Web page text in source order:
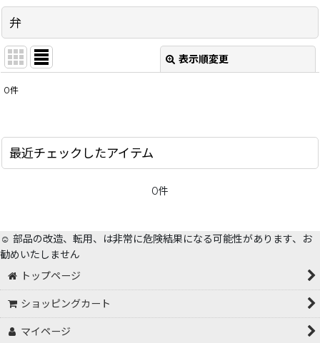
弁
表示順変更
0件
最近チェックしたアイテム
0件
☺️ 部品の改造、転用、は非常に危険結果になる可能性があります、お
勧めいたしません
トップページ
ショッピングカート
マイページ